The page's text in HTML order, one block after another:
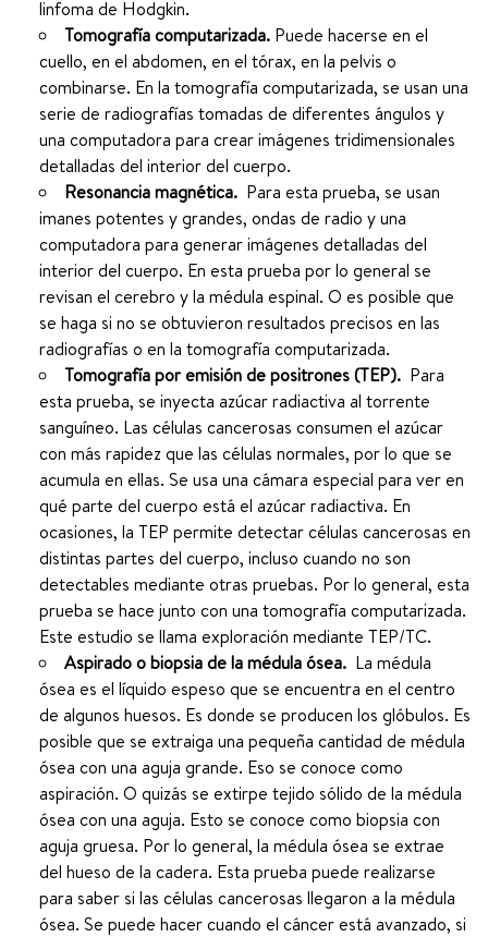
linfoma de Hodgkin.
Tomografía computarizada. Puede hacerse en el
cuello, en el abdomen, en el tórax, en la pelvis o
combinarse. En la tomografía computarizada, se usan una
serie de radiografías tomadas de diferentes ángulos y
una computadora para crear imágenes tridimensionales
detalladas del interior del cuerpo.
Resonancia magnética. Para esta prueba, se usan
imanes potentes y grandes, ondas de radio y una
computadora para generar imágenes detalladas del
interior del cuerpo. En esta prueba por lo general se
revisan el cerebro y la médula espinal. O es posible que
se haga si no se obtuvieron resultados precisos en las
radiografías o en la tomografía computarizada.
Tomografía por emisión de positrones (TEP). Para
esta prueba, se inyecta azúcar radiactiva al torrente
sanguíneo. Las células cancerosas consumen el azúcar
con más rapidez que las células normales, por lo que se
acumula en ellas. Se usa una cámara especial para ver en
qué parte del cuerpo está el azúcar radiactiva. En
ocasiones, la TEP permite detectar células cancerosas en
distintas partes del cuerpo, incluso cuando no son
detectables mediante otras pruebas. Por lo general, esta
prueba se hace junto con una tomografía computarizada.
Este estudio se llama exploración mediante TEP/TC.
Aspirado o biopsia de la médula ósea. La médula
ósea es el líquido espeso que se encuentra en el centro
de algunos huesos. Es donde se producen los glóbulos. Es
posible que se extraiga una pequeña cantidad de médula
ósea con una aguja grande. Eso se conoce como
aspiración. O quizás se extirpe tejido sólido de la médula
ósea con una aguja. Esto se conoce como biopsia con
aguja gruesa. Por lo general, la médula ósea se extrae
del hueso de la cadera. Esta prueba puede realizarse
para saber si las células cancerosas llegaron a la médula
ósea. Se puede hacer cuando el cáncer está avanzado, si